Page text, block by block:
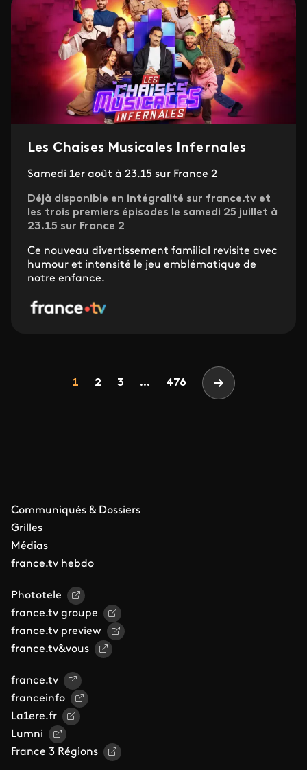
Les Chaises Musicales Infernales
Samedi 1er août à 23.15 sur France 2
Déjà disponible en intégralité sur france.tv et
les trois premiers épisodes le samedi 25 juillet à
23.15 sur France 2
Ce nouveau divertissement familial revisite avec
humour et intensité le jeu emblématique de
notre enfance.
Page
1 Page
2 Page
3 ... 476 Page suivante
Communiqués & Dossiers
Grilles
Médias
france.tv hebdo
Phototele
france.tv groupe
france.tv preview
france.tv&vous
france.tv
franceinfo
La1ere.fr
Lumni
France 3 Régions